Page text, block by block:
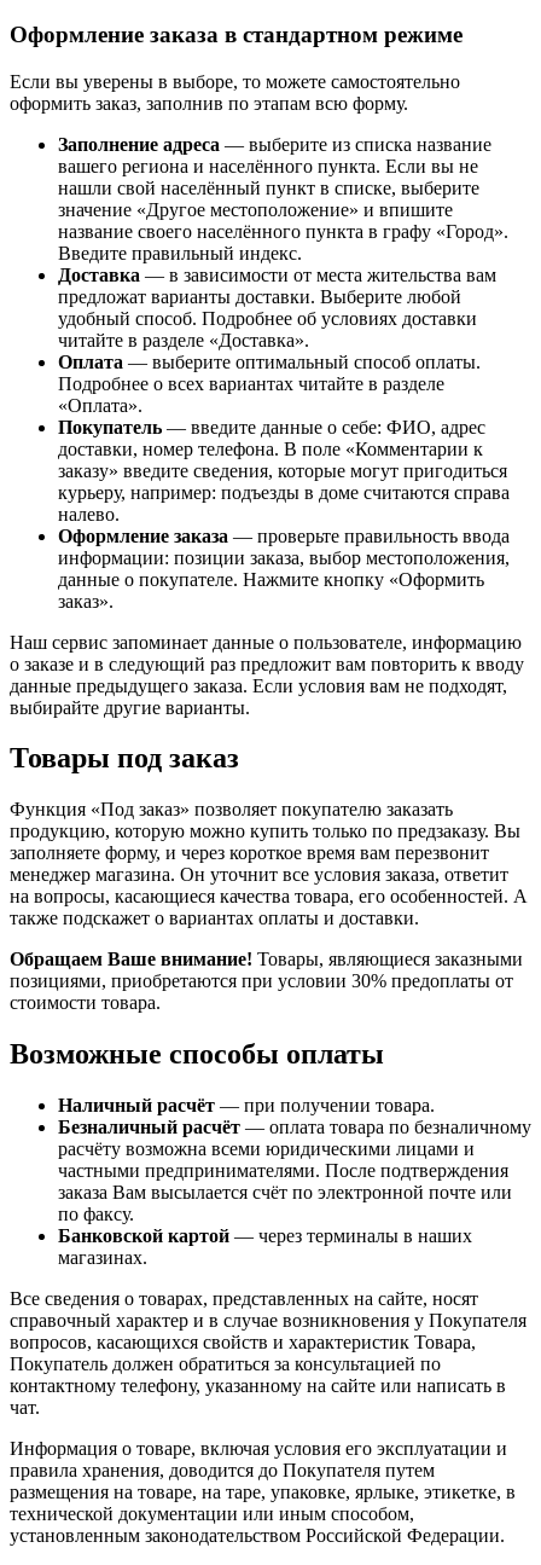
Оформление заказа в стандартном режиме
Если вы уверены в выборе, то можете самостоятельно
оформить заказ, заполнив по этапам всю форму.
Заполнение адреса — выберите из списка название
вашего региона и населённого пункта. Если вы не
нашли свой населённый пункт в списке, выберите
значение «Другое местоположение» и впишите
название своего населённого пункта в графу «Город».
Введите правильный индекс.
Доставка — в зависимости от места жительства вам
предложат варианты доставки. Выберите любой
удобный способ. Подробнее об условиях доставки
читайте в разделе «Доставка».
Оплата — выберите оптимальный способ оплаты.
Подробнее о всех вариантах читайте в разделе
«Оплата».
Покупатель — введите данные о себе: ФИО, адрес
доставки, номер телефона. В поле «Комментарии к
заказу» введите сведения, которые могут пригодиться
курьеру, например: подъезды в доме считаются справа
налево.
Оформление заказа — проверьте правильность ввода
информации: позиции заказа, выбор местоположения,
данные о покупателе. Нажмите кнопку «Оформить
заказ».
Наш сервис запоминает данные о пользователе, информацию
о заказе и в следующий раз предложит вам повторить к вводу
данные предыдущего заказа. Если условия вам не подходят,
выбирайте другие варианты.
Товары под заказ
Функция «Под заказ» позволяет покупателю заказать
продукцию, которую можно купить только по предзаказу. Вы
заполняете форму, и через короткое время вам перезвонит
менеджер магазина. Он уточнит все условия заказа, ответит
на вопросы, касающиеся качества товара, его особенностей. А
также подскажет о вариантах оплаты и доставки.
Обращаем Ваше внимание! Товары, являющиеся заказными
позициями, приобретаются при условии 30% предоплаты от
стоимости товара.
Возможные способы оплаты
Наличный расчёт — при получении товара.
Безналичный расчёт — оплата товара по безналичному
расчёту возможна всеми юридическими лицами и
частными предпринимателями. После подтверждения
заказа Вам высылается счёт по электронной почте или
по факсу.
Банковской картой — через терминалы в наших
магазинах.
Все сведения о товарах, представленных на сайте, носят
справочный характер и в случае возникновения у Покупателя
вопросов, касающихся свойств и характеристик Товара,
Покупатель должен обратиться за консультацией по
контактному телефону, указанному на сайте или написать в
чат.
Информация о товаре, включая условия его эксплуатации и
правила хранения, доводится до Покупателя путем
размещения на товаре, на таре, упаковке, ярлыке, этикетке, в
технической документации или иным способом,
установленным законодательством Российской Федерации.